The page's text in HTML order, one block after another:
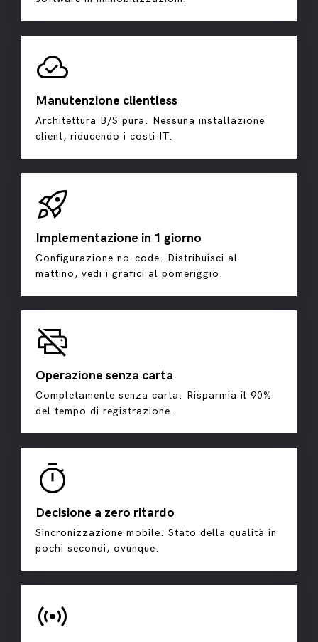
cloud_done
Manutenzione clientless
Architettura B/S pura. Nessuna installazione
client, riducendo i costi IT.
rocket_launch
Implementazione in 1 giorno
Configurazione no-code. Distribuisci al
mattino, vedi i grafici al pomeriggio.
print_disabled
Operazione senza carta
Completamente senza carta. Risparmia il 90%
del tempo di registrazione.
timer
Decisione a zero ritardo
Sincronizzazione mobile. Stato della qualità in
pochi secondi, ovunque.
sensors